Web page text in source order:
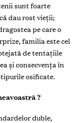
sunt foarte
dau rost vieții;
pe care o
familia este cel
de tentațiile
și consecvența în
osificate.
?
duble,